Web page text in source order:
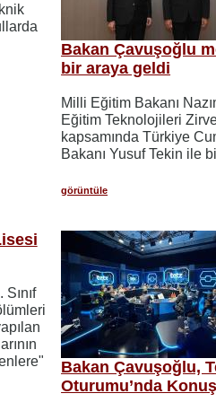
Bakan Çavuşoğlu
bir araya geldi
Milli Eğitim Bakanı
Eğitim Teknolojileri
kapsamında Türkiye
Bakanı Yusuf Tekin ile
görüntüle
Bakan Çavuşoğlu,
Oturumu’nda